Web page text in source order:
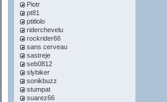
Piotr
pt81
ptitlolo
riderchevelu
rockrider66
sans cerveau
sastreje
seb0812
slybiker
sonikbuzz
stumpat
suarez66